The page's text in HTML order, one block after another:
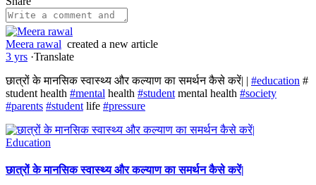
Meera rawal created a new article
3 yrs ·Translate
छात्रों के मानसिक स्वास्थ्य और कल्याण का समर्थन कैसे करें| | #education #
student health #mental health #student mental health #society
#parents #student life #pressure
Education
छात्रों के मानसिक स्वास्थ्य और कल्याण का समर्थन कैसे करें|